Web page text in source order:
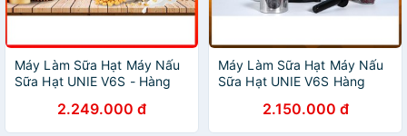
Máy Làm Sữa Hạt Máy Nấu
Sữa Hạt UNIE V6S - Hàng
2.249.000 đ
Máy Làm Sữa Hạt Máy Nấu
Sữa Hạt UNIE V6S Hàng
2.150.000 đ